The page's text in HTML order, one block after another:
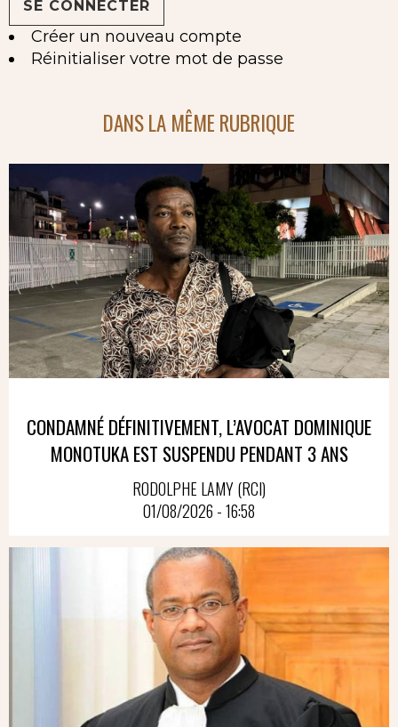
Créer un nouveau compte
Réinitialiser votre mot de passe
DANS LA MÊME RUBRIQUE
CONDAMNÉ DÉFINITIVEMENT, L’AVOCAT DOMINIQUE
MONOTUKA EST SUSPENDU PENDANT 3 ANS
RODOLPHE LAMY (RCI)
01/08/2026 - 16:58